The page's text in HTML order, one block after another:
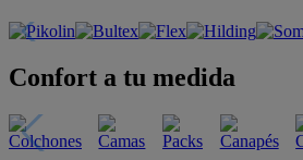
Confort a tu medida